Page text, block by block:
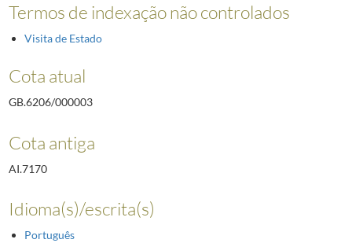
Termos de indexação não controlados
Visita de Estado
Cota atual
GB.6206/000003
Cota antiga
AI.7170
Idioma(s)/escrita(s)
Português